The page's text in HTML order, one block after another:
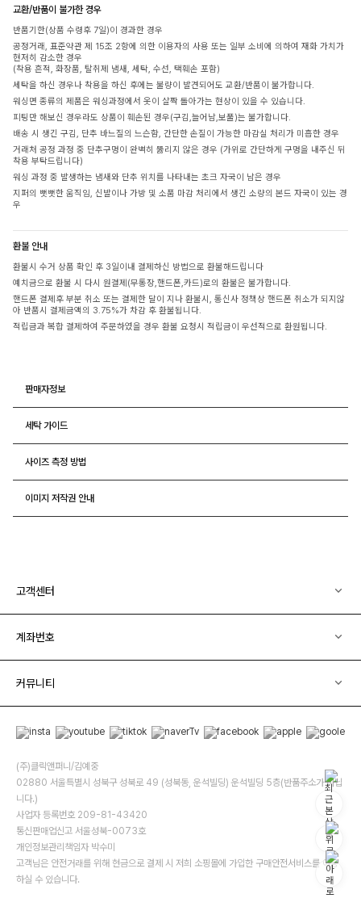
교환/반품이 불가한 경우
반품기한(상품 수령후 7일)이 경과한 경우
공정거래, 표준약관 제 15조 2항에 의한 이용자의 사용 또는 일부 소비에 의하여 재화 가치가
현저히 감소한 경우
(착용 흔적, 화장품, 탈취제 냄새, 세탁, 수선, 택훼손 포함)
세탁을 하신 경우나 착용을 하신 후에는 불량이 발견되어도 교환/반품이 불가합니다.
워싱면 종류의 제품은 워싱과정에서 옷이 살짝 돌아가는 현상이 있을 수 있습니다.
피팅만 해보신 경우라도 상품이 훼손된 경우(구김,늘어남,보풀)는 불가합니다.
배송 시 생긴 구김, 단추 바느질의 느슨함, 간단한 손질이 가능한 마감실 처리가 미흡한 경우
거래처 공정 과정 중 단추구멍이 완벽히 뚫리지 않은 경우 (가위로 간단하게 구멍을 내주신 뒤
착용 부탁드립니다)
워싱 과정 중 발생하는 냄새와 단추 위치를 나타내는 초크 자국이 남은 경우
지퍼의 뻣뻣한 움직임, 신발이나 가방 및 소품 마감 처리에서 생긴 소량의 본드 자국이 있는 경
우
환불 안내
환불시 수거 상품 확인 후 3일이내 결제하신 방법으로 환불해드립니다
예치금으로 환불 시 다시 원결제(무통장,핸드폰,카드)로의 환불은 불가합니다.
핸드폰 결제후 부분 취소 또는 결제한 달이 지나 환불시, 통신사 정책상 핸드폰 취소가 되지않
아 반품시 결제금액의 3.75%가 차감 후 환불됩니다.
적립금과 복합 결제하여 주문하였을 경우 환불 요청시 적립금이 우선적으로 환원됩니다.
판매자정보
세탁 가이드
사이즈 측정 방법
이미지 저작권 안내
고객센터
계좌번호
커뮤니티
(주)클릭앤퍼니/김예중
02880 서울특별시 성북구 성북로 49 (성북동, 운석빌딩) 운석빌딩 5층(반품주소가 아닙
니다.)
사업자 등록번호 209-81-43420
통신판매업신고 서울성북-0073호
개인정보관리책임자 박수미
고객님은 안전거래를 위해 현금으로 결제 시 저희 소핑몰에 가입한 구매안전서비스를 이용
하실 수 있습니다.